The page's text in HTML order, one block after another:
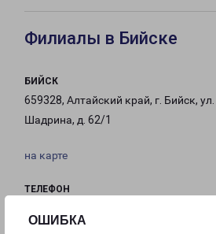
ОШИБКА
Филиалы в Бийске
БИЙСК
659328, Алтайский край, г. Бийск,
Шадрина, д. 62/1
на карте
ТЕЛЕФОН